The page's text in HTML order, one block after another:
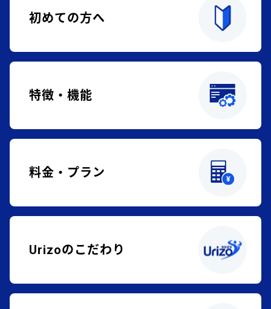
初めての方へ
特徴・機能
料金・プラン
Urizoのこだわり